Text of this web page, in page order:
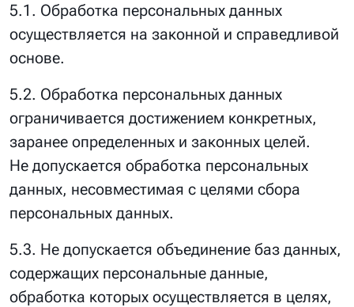
5.1. Обработка персональных данных
осуществляется на законной и справедливой
основе.
5.2. Обработка персональных данных
ограничивается достижением конкретных,
заранее определенных и законных целей.
Не допускается обработка персональных
данных, несовместимая с целями сбора
персональных данных.
5.3. Не допускается объединение баз данных,
содержащих персональные данные,
обработка которых осуществляется в целях,